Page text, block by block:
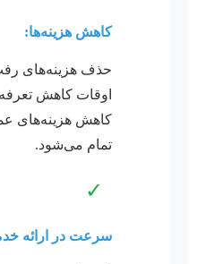
کاهش هزینه‌ها:
حذف هزینه‌های
اوقات کاهش
کاهش هزینه‌های
تمام می‌شود.
✓
سرعت در ارائه